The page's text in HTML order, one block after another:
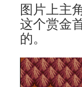
图片上主
这个赏金
的。